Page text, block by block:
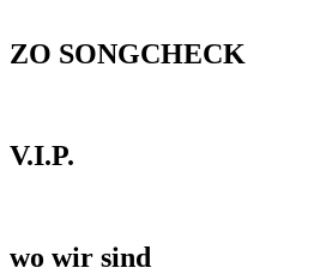
ZO SONGCHECK
V.I.P.
wo wir sind